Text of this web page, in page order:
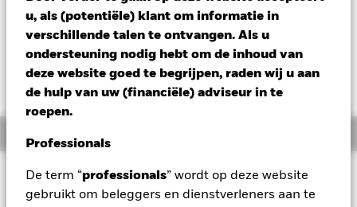
u, als (potentiële) klant om informatie in
verschillende talen te ontvangen. Als u
ondersteuning nodig hebt om de inhoud van
deze website goed te begrijpen, raden wij u aan
de hulp van uw (financiële) adviseur in te
roepen.
Professionals
De term “professionals” wordt op deze website
gebruikt om beleggers en dienstverleners aan te
Verandering NAV 1 dag per 06/aug/2026
CHF -0,45 (-0,36%)
Overzicht
Beleggingsdoel
Het Fonds streeft ernaar een positief absoluut rendement op